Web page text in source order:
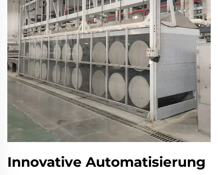
Innovative Automatisierung